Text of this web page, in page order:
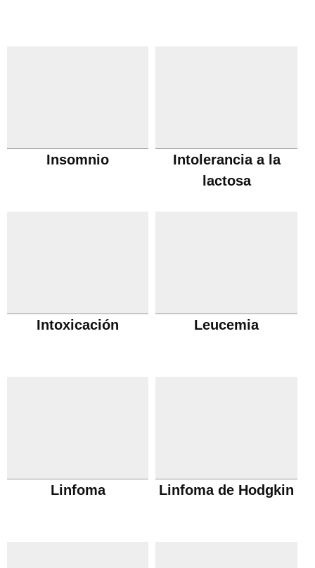
Insomnio
Intolerancia a la
lactosa
Intoxicación Leucemia
Linfoma Linfoma de Hodgkin